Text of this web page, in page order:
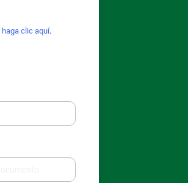
haga clic aquí.